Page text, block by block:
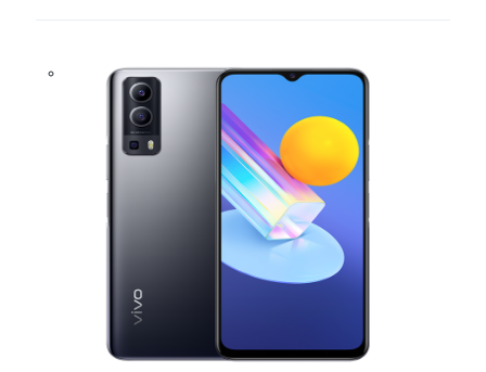
Serbia | Izaberite zemlju/region